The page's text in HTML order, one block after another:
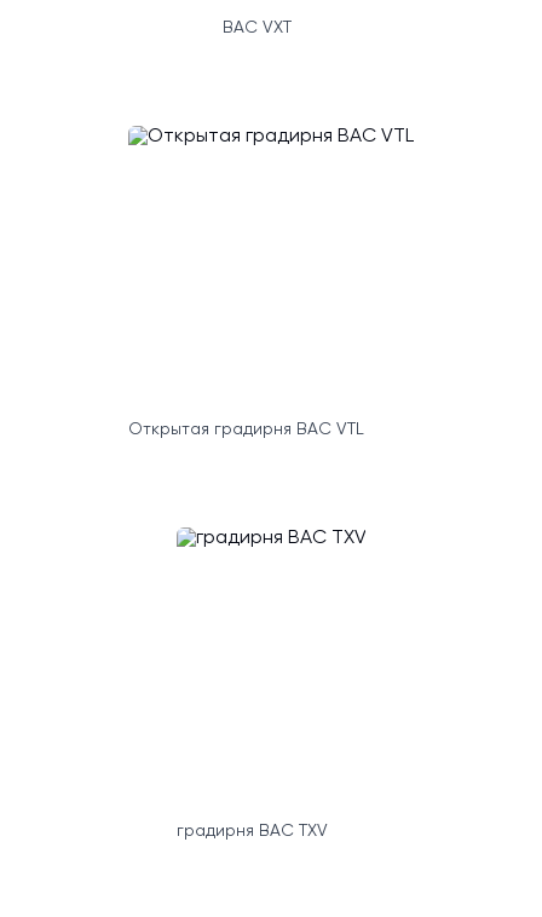
BAC VXT
Открытая градирня BAC VTL
градирня BAC TXV